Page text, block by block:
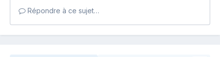
Répondre à ce sujet…